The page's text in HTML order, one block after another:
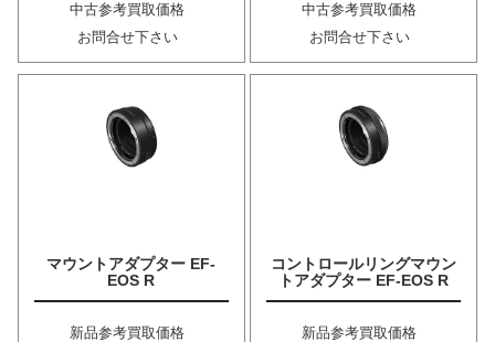
中古参考買取価格
お問合せ下さい
中古参考買取価格
お問合せ下さい
マウントアダプター EF-
EOS R
新品参考買取価格
コントロールリングマウン
トアダプター EF-EOS R
新品参考買取価格